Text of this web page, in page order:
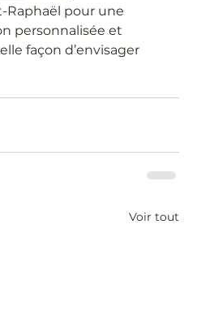
Raphaël pour une
personnalisée et
façon d’envisager
Voir tout